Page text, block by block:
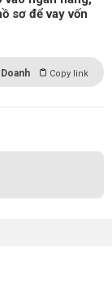
sơ để vay vốn
Copy link